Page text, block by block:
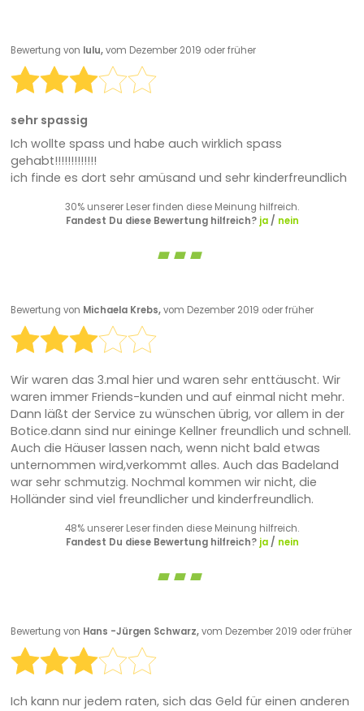
Bewertung von lulu,vom Dezember 2019 oder früher
sehr spassig
Ich wollte spass und habe auch wirklich spass
gehabt!!!!!!!!!!!!!
ich finde es dort sehr amüsand und sehr kinderfreundlich
30% unserer Leser finden diese Meinung hilfreich.
Fandest Du diese Bewertung hilfreich? ja/ nein
Bewertung von Michaela Krebs,vom Dezember 2019 oder früher
Wir waren das 3.mal hier und waren sehr enttäuscht. Wir
waren immer Friends-kunden und auf einmal nicht mehr.
Dann läßt der Service zu wünschen übrig, vor allem in der
Botice.dann sind nur eininge Kellner freundlich und schnell.
Auch die Häuser lassen nach, wenn nicht bald etwas
unternommen wird,verkommt alles. Auch das Badeland
war sehr schmutzig. Nochmal kommen wir nicht, die
Holländer sind viel freundlicher und kinderfreundlich.
48% unserer Leser finden diese Meinung hilfreich.
Fandest Du diese Bewertung hilfreich? ja/ nein
Bewertung von Hans -Jürgen Schwarz,vom Dezember 2019 oder früher
Ich kann nur jedem raten, sich das Geld für einen anderen